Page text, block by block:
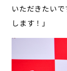
いただきたい
します！」